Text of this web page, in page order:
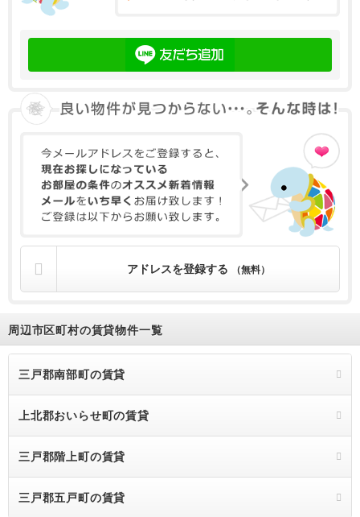
アドレスを登録する （無料）
周辺市区町村の賃貸物件一覧
三戸郡南部町の賃貸
上北郡おいらせ町の賃貸
三戸郡階上町の賃貸
三戸郡五戸町の賃貸